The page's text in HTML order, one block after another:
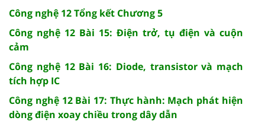
Công nghệ 12 Tổng kết Chương 5
Công nghệ 12 Bài 15: Điện trở, tụ điện và cuộn
cảm
Công nghệ 12 Bài 16: Diode, transistor và mạch
tích hợp IC
Công nghệ 12 Bài 17: Thực hành: Mạch phát hiện
dòng điện xoay chiều trong dây dẫn